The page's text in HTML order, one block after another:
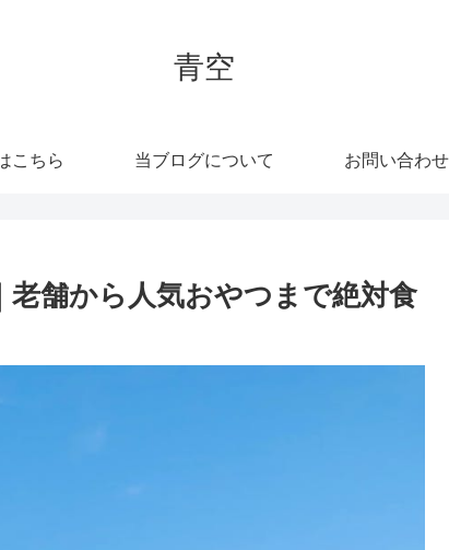
青空
こちら 当ブログについて お問い合わせ
舗から人気おやつまで絶対食